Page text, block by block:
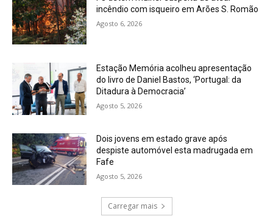
incêndio com isqueiro em Arões S. Romão
Agosto 6, 2026
Estação Memória acolheu apresentação
do livro de Daniel Bastos, ‘Portugal: da
Ditadura à Democracia’
Agosto 5, 2026
Dois jovens em estado grave após
despiste automóvel esta madrugada em
Fafe
Agosto 5, 2026
Carregar mais